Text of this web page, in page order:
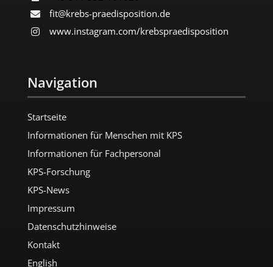
fit@krebs-praedisposition.de
www.instagram.com/​krebspraedisposition
Navigation
Startseite
Informationen für Menschen mit KPS
Informationen für Fachpersonal
KPS-Forschung
KPS-News
Impressum
Datenschutzhinweise
Kontakt
English